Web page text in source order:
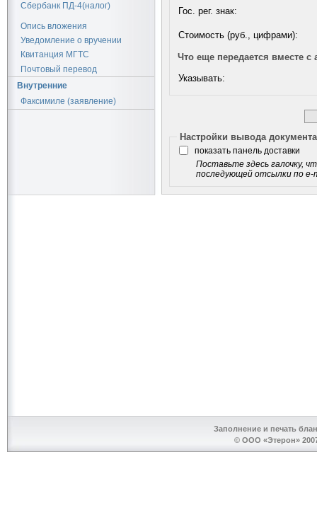
Сбербанк ПД-4(налог)
Опись вложения
Уведомление о вручении
Квитанция МГТС
Почтовый перевод
Внутренние
Факсимиле (заявление)
Гос. рег. знак:
Стоимость (руб., цифрами):
Что еще передается вместе
Указывать:
Настройки вывода
показать панель доставки
Поставьте здесь галочку,
последующей отсылки по e-
Заполнение и печать
© ООО «Этерон»